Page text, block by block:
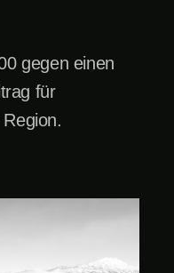
gegen einen
für